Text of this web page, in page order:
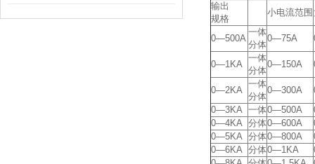
输出
规格
小电流范围
0—500A
一体
分体
0—75A
0—1KA
一体
分体
0—150A
0—2KA
一体
分体
0—300A
0—3KA 一体0—500A
0—4KA 分体0—600A
0—5KA 分体0—800A
0—6KA 分体0—1KA